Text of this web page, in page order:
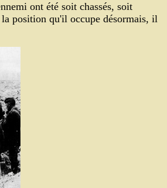
ont été soit chassés, soit
position qu'il occupe désormais, il